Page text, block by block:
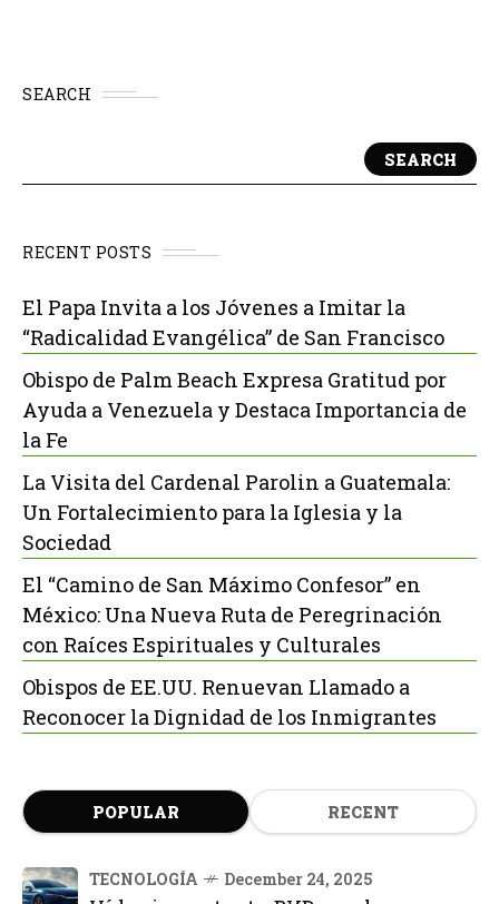
SEARCH
SEARCH
RECENT POSTS
El Papa Invita a los Jóvenes a Imitar la
“Radicalidad Evangélica” de San Francisco
Obispo de Palm Beach Expresa Gratitud por
Ayuda a Venezuela y Destaca Importancia de
la Fe
La Visita del Cardenal Parolin a Guatemala:
Un Fortalecimiento para la Iglesia y la
Sociedad
El “Camino de San Máximo Confesor” en
México: Una Nueva Ruta de Peregrinación
con Raíces Espirituales y Culturales
Obispos de EE.UU. Renuevan Llamado a
Reconocer la Dignidad de los Inmigrantes
POPULAR RECENT
TECNOLOGÍA December 24, 2025